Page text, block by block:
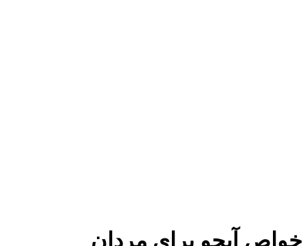
خواص آبجو برای مردان